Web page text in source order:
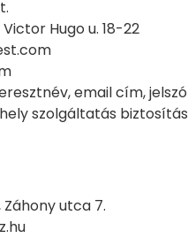
Victor Hugo u. 18-22
email cím,
szolgáltatás
Záhony utca 7.